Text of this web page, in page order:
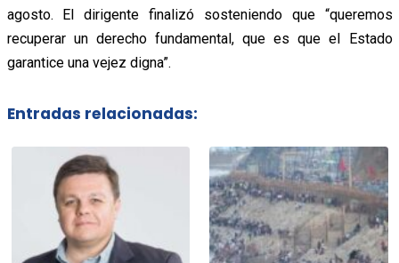
agosto. El dirigente finalizó sosteniendo que “queremos
recuperar un derecho fundamental, que es que el Estado
garantice una vejez digna”.
Entradas relacionadas: